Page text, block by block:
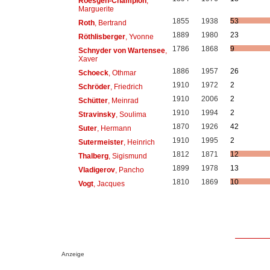
Marguerite
Roth, Bertrand 1855 1938
53
Röthlisberger, Yvonne 1889 1980
23
Schnyder von Wartensee,
Xaver
1786 1868 9
Schoeck, Othmar 1886 1957
26
Schröder, Friedrich 1910 1972
2
Schütter, Meinrad 1910 2006
2
Stravinsky, Soulima 1910 1994
2
Suter, Hermann 1870 1926
42
Sutermeister, Heinrich 1910 1995
2
Thalberg, Sigismund 1812 1871
12
Vladigerov, Pancho 1899 1978
13
Vogt, Jacques 1810 1869 10
Anzeige